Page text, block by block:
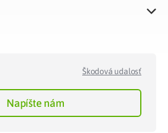
Škodová udalosť
Napíšte nám